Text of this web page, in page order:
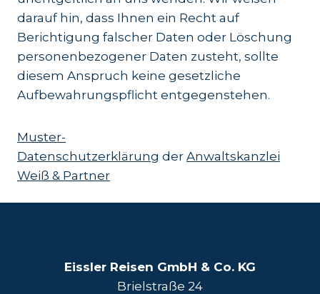
darauf hin, dass Ihnen ein Recht auf
Berichtigung falscher Daten oder Löschung
personenbezogener Daten zusteht, sollte
diesem Anspruch keine gesetzliche
Aufbewahrungspflicht entgegenstehen.
Muster-
Datenschutzerklärung der Anwaltskanzlei
Weiß & Partner
Eissler Reisen GmbH & Co. KG
Brielstraße 24